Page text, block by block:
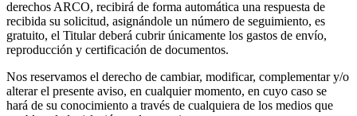
derechos ARCO, recibirá de forma automática una respuesta de
recibida su solicitud, asignándole un número de seguimiento, es
gratuito, el Titular deberá cubrir únicamente los gastos de envío,
reproducción y certificación de documentos.
Nos reservamos el derecho de cambiar, modificar, complementar y/o
alterar el presente aviso, en cualquier momento, en cuyo caso se
hará de su conocimiento a través de cualquiera de los medios que